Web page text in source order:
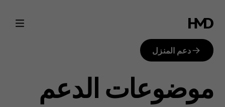
كيف
يمكنني
حفظ
جهات
دعم المنزل
موضوعات الدعم